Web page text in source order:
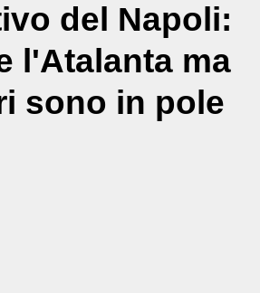
del Napoli:
l'Atalanta ma
sono in pole